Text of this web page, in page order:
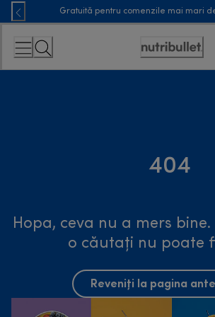
Skip
to
Content
Gratuită pentru comenzile mai mari
Accessibility
Statement
404
Hopa, ceva nu a mers
o căutați nu poate
Reveniți la pagina